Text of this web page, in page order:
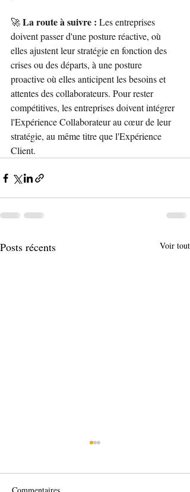
🚀 La route à suivre : Les entreprises
doivent passer d'une posture réactive, où
elles ajustent leur stratégie en fonction des
crises ou des départs, à une posture
proactive où elles anticipent les besoins et
attentes des collaborateurs. Pour rester
compétitives, les entreprises doivent intégrer
l'Expérience Collaborateur au cœur de leur
stratégie, au même titre que l'Expérience
Client.
Posts récents Voir tout